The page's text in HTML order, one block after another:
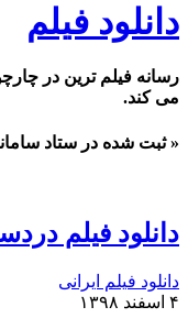
فیلم
فیلم ترین در چارچوب
شده در ستاد ساماندهی
فیلم دردسر
فیلم ایرانی